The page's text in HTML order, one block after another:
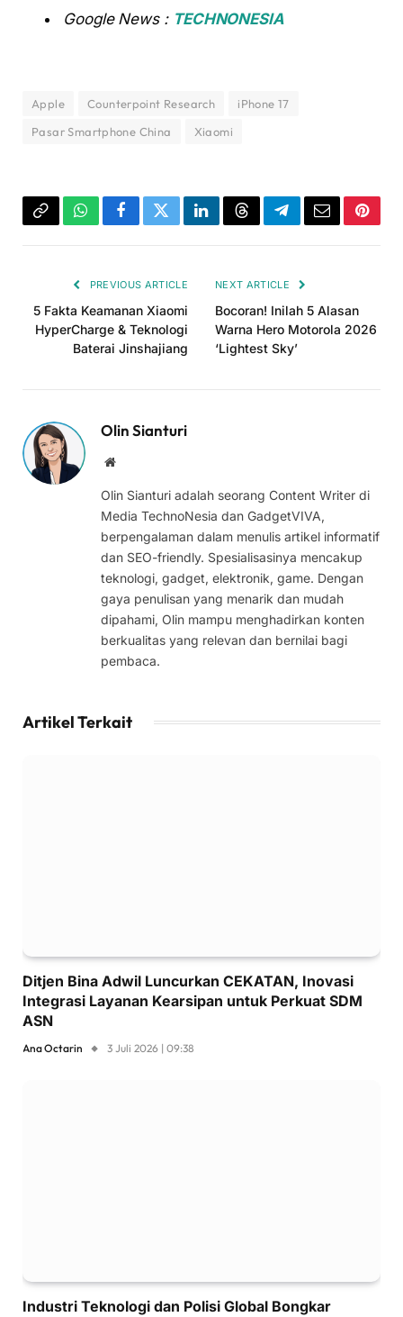
Google News : TECHNONESIA
Apple Counterpoint Research
iPhone 17
Pasar Smartphone China
Xiaomi
Copy WhatsAppFacebookTwitterLinkedInThreadsTelegramEmail
PREVIOUS ARTICLE
5 Fakta Keamanan Xiaomi
HyperCharge & Teknologi
Baterai Jinshajiang
NEXT ARTICLE
Bocoran! Inilah 5 Alasan
Warna Hero Motorola 2026
‘Lightest Sky’
Olin Sianturi
Website
Olin Sianturi adalah seorang Content Writer di
Media TechnoNesia dan GadgetVIVA,
berpengalaman dalam menulis artikel informatif
dan SEO-friendly. Spesialisasinya mencakup
teknologi, gadget, elektronik, game. Dengan
gaya penulisan yang menarik dan mudah
dipahami, Olin mampu menghadirkan konten
berkualitas yang relevan dan bernilai bagi
pembaca.
Artikel Terkait
Ditjen Bina Adwil Luncurkan CEKATAN, Inovasi
Integrasi Layanan Kearsipan untuk Perkuat SDM
ASN
Ana Octarin 3 Juli 2026 | 09:38
Industri Teknologi dan Polisi Global Bongkar